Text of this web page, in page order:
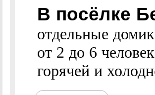
В посёлке
отдельные
от 2 до 6
горячей и